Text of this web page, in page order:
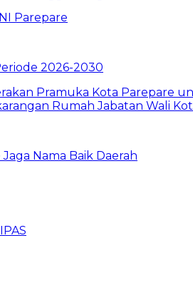
2026-2030
Nama Baik Daerah